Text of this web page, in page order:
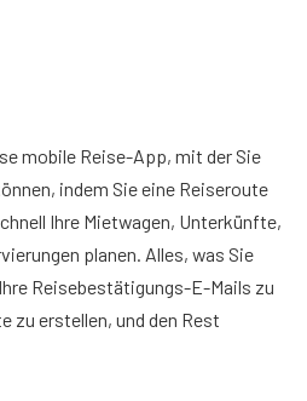
mobile Reise-App, mit der Sie
indem Sie eine Reiseroute
Ihre Mietwagen, Unterkünfte,
planen. Alles, was Sie
Reisebestätigungs-E-Mails zu
zu erstellen, und den Rest